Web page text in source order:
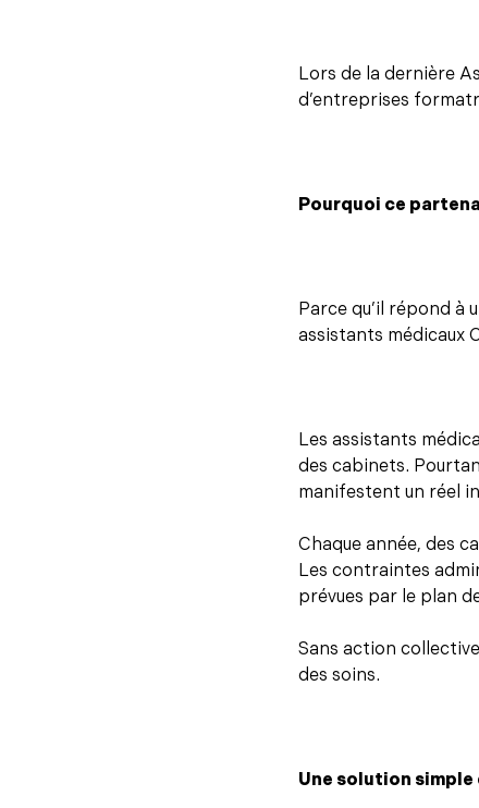
Lors de la dernière
d’entreprises
Pourquoi ce
Parce qu’il répond à
assistants médicaux
Les assistants
des cabinets.
manifestent un réel
Chaque année, des
Les contraintes
prévues par le plan
Sans action
des soins.
Une solution